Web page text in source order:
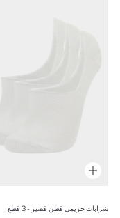
شرابات حريمي قطن قصير - 3 قطع